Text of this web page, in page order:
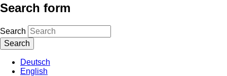
Search form
Search
Deutsch
English